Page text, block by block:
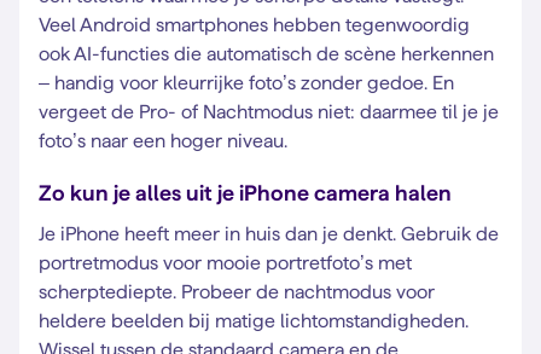
Veel Android smartphones hebben tegenwoordig
ook AI-functies die automatisch de scène herkennen
– handig voor kleurrijke foto’s zonder gedoe. En
vergeet de Pro- of Nachtmodus niet: daarmee til je je
foto’s naar een hoger niveau.
Zo kun je alles uit je iPhone camera halen
Je iPhone heeft meer in huis dan je denkt. Gebruik de
portretmodus voor mooie portretfoto’s met
scherptediepte. Probeer de nachtmodus voor
heldere beelden bij matige lichtomstandigheden.
Wissel tussen de standaard camera en de